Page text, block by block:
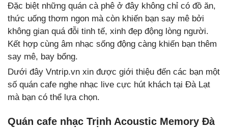
Đặc biệt những quán cà phê ở đây không chỉ có đồ ăn,
thức uống thơm ngon mà còn khiến bạn say mê bởi
không gian quá đỗi tinh tế, xinh đẹp động lòng người.
Kết hợp cùng âm nhạc sống động càng khiến bạn thêm
say mê, bay bổng.
Dưới đây Vntrip.vn xin được giới thiệu đến các bạn một
số quán cafe nghe nhạc live cực hút khách tại Đà Lạt
mà bạn có thể lựa chọn.
Quán cafe nhạc Trịnh Acoustic Memory Đà